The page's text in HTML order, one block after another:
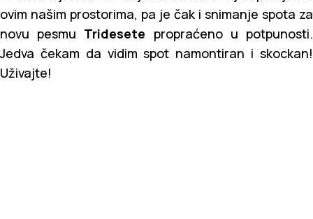
ovim našim prostorima, pa je čak i snimanje spota za
novu pesmu Tridesete propraćeno u potpunosti.
Jedva čekam da vidim spot namontiran i skockan!
Uživajte!